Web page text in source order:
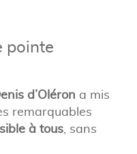
pointe
d’Oléron a mis
remarquables
à tous, sans